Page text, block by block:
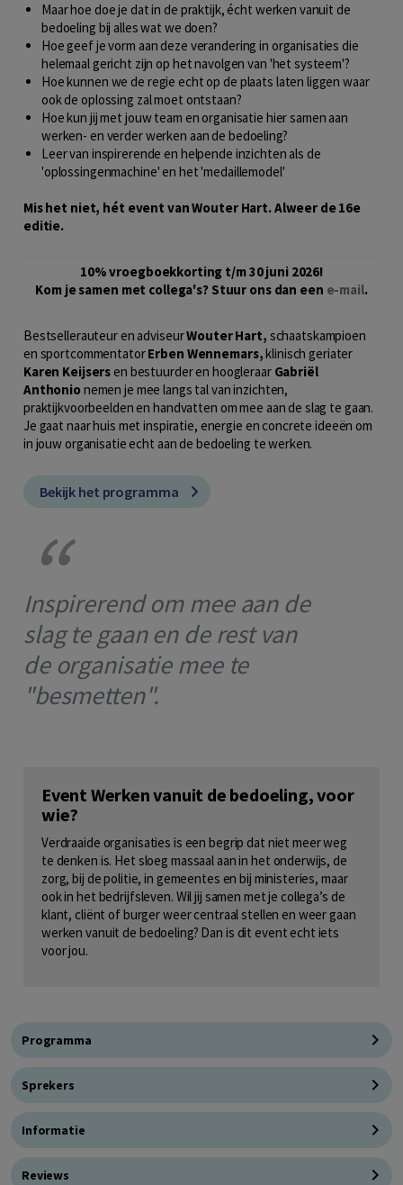
Maar hoe doe je dat in de praktijk, écht werken vanuit de
bedoeling bij alles wat we doen?
Hoe geef je vorm aan deze verandering in organisaties die
helemaal gericht zijn op het navolgen van 'het systeem'?
Hoe kunnen we de regie echt op de plaats laten liggen waar
ook de oplossing zal moet ontstaan?
Hoe kun jij met jouw team en organisatie hier samen aan
werken- en verder werken aan de bedoeling?
Leer van inspirerende en helpende inzichten als de
'oplossingenmachine' en het 'medaillemodel'
Mis het niet, hét event van Wouter Hart. Alweer de 16e
editie.
10% vroegboekkorting t/m 30 juni 2026!
Kom je samen met collega's? Stuur ons dan een e-mail.
Bestsellerauteur en adviseurWouter Hart, schaatskampioen
en sportcommentatorErben Wennemars,klinisch geriater
Karen Keijsersen bestuurder en hoogleraar Gabriël
Anthonionemen je mee langs tal van inzichten,
praktijkvoorbeelden en handvatten om mee aan de slag te gaan.
Je gaat naar huis met inspiratie, energie en concrete ideeën om
in jouw organisatie echt aan de bedoeling te werken.
Bekijk het programma
Inspirerend om mee aan de
slag te gaan en de rest van
de organisatie mee te
"besmetten".
Event Werken vanuit de bedoeling, voor
wie?
Verdraaide organisaties is een begrip dat niet meer weg
te denken is. Het sloeg massaal aan in het onderwijs, de
zorg, bij de politie, in gemeentes en bij ministeries, maar
ook in het bedrijfsleven. Wil jij samen met je collega’s de
klant, cliënt of burger weer centraal stellen en weer gaan
werken vanuit de bedoeling? Dan is dit event echt iets
voor jou.
Programma
Sprekers
Informatie
Reviews